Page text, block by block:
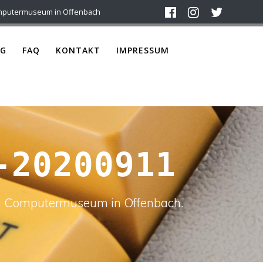
in Offenbach
FAQ KONTAKT IMPRESSUM
in Offenbach.